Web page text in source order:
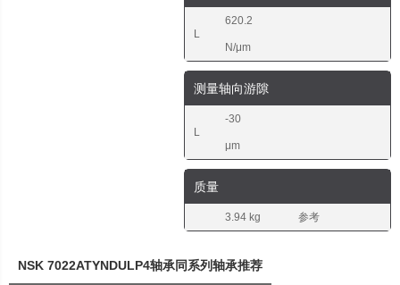
L
620.2
N/μm
测量轴向游隙
L
-30
μm
质量
3.94 kg 参考
NSK 7022ATYNDULP4轴承同系列轴承推荐